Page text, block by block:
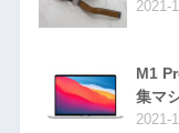
2021-
M1
集マ
2021-